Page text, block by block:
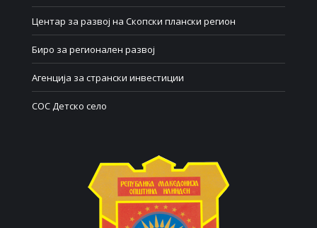
Центар за развој на Скопски плански регион
Биро за регионален развој
Агенција за странски инвестиции
СОС Детско село